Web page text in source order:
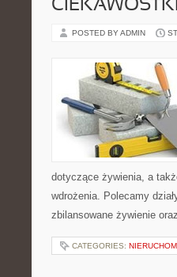
CIEKAWOSTKI
POSTED BY ADMIN
dotyczące żywienia, a
wdrożenia. Polecamy
zbilansowane żywienie
CATEGORIES: